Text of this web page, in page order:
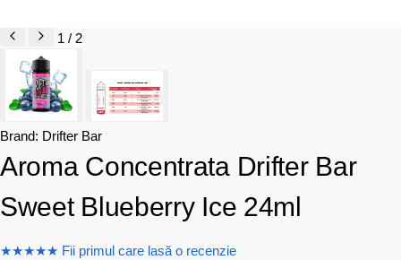
1 / 2
Brand: Drifter Bar
Aroma Concentrata Drifter Bar
Sweet Blueberry Ice 24ml
★★★★★ Fii primul care lasă o recenzie